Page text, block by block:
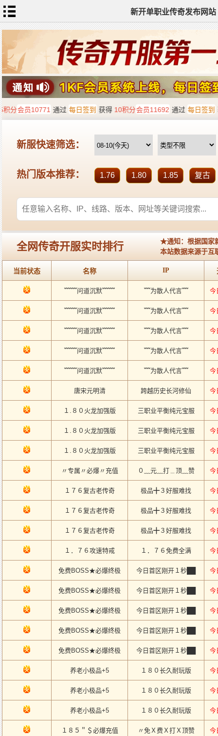
新开单职业传奇发布网站
网
站
首
页
单
职
业
传
奇
迷
失
传
奇
神
器
单
职
业
打
金
传
奇
sf
新
开
单
职
业
传
奇
全
站
标
签